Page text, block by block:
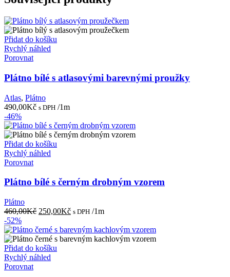
Přidat do košíku
Rychlý náhled
Porovnat
Plátno bílé s atlasovými barevnými proužky
Atlas, Plátno
490,00Kč s DPH /1m
-46%
Přidat do košíku
Rychlý náhled
Porovnat
Plátno bílé s černým drobným vzorem
Plátno
460,00Kč Původní
byla:
460,00Kč.
250,00KčAktuální
je:
250,00Kč.
s DPH /1m
-52%
Přidat do košíku
Rychlý náhled
Porovnat